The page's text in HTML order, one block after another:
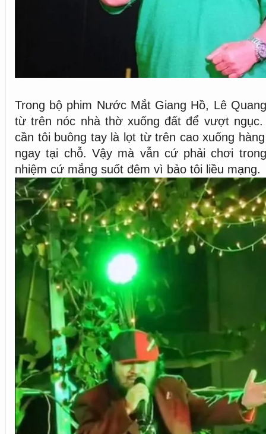
Trong bộ phim Nước Mắt Giang Hồ, Lê
từ trên nóc nhà thờ xuống đất để vượt
cần tôi buông tay là lọt từ trên cao xuống
ngay tại chỗ. Vậy mà vẫn cứ phải chơi
nhiệm cứ mắng suốt đêm vì bảo tôi liều mạng.